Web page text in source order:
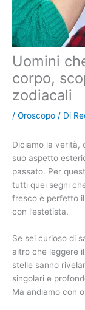
Uomini
corpo,
zodiacali
/ Oroscopo / Di
Diciamo la verità,
suo aspetto
passato. Per
tutti quei segni
fresco e perfetto
con l’estetista.
Se sei curioso di
altro che leggere
stelle sanno
singolari e
Ma andiamo con